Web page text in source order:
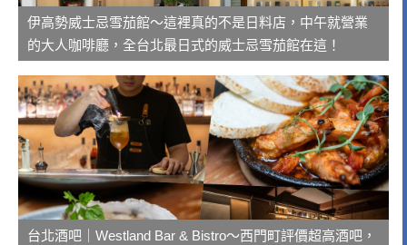
伊高勢威士忌雪茄館～這裡真的不是日料店，中午就營業
的大人咖啡廳，全台北最日式的威士忌雪茄館在這！
台北酒吧｜Westland Bar & Bistro～西門町評價超高酒吧，